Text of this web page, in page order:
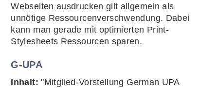
Webseiten ausdrucken gilt allgemein als
unnötige Ressourcenverschwendung. Dabei
kann man gerade mit optimierten Print-
Stylesheets Ressourcen sparen.
G-UPA
Inhalt: "Mitglied-Vorstellung German UPA